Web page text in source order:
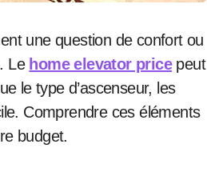
Le home elevator pricepeut
le type d’ascenseur, les
Comprendre ces éléments
budget.